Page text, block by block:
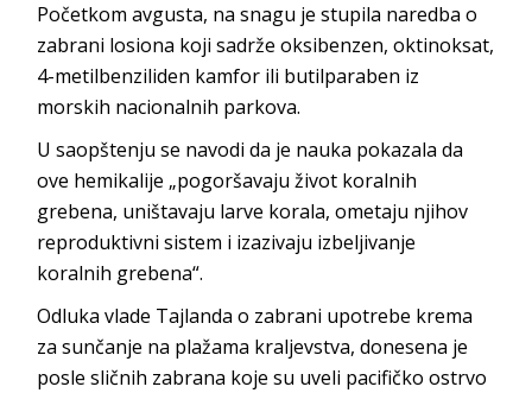
Početkom avgusta, na snagu je stupila naredba o
zabrani losiona koji sadrže oksibenzen, oktinoksat,
4-metilbenziliden kamfor ili butilparaben iz
morskih nacionalnih parkova.
U saopštenju se navodi da je nauka pokazala da
ove hemikalije „pogoršavaju život koralnih
grebena, uništavaju larve korala, ometaju njihov
reproduktivni sistem i izazivaju izbeljivanje
koralnih grebena“.
Odluka vlade Tajlanda o zabrani upotrebe krema
za sunčanje na plažama kraljevstva, donesena je
posle sličnih zabrana koje su uveli pacifičko ostrvo